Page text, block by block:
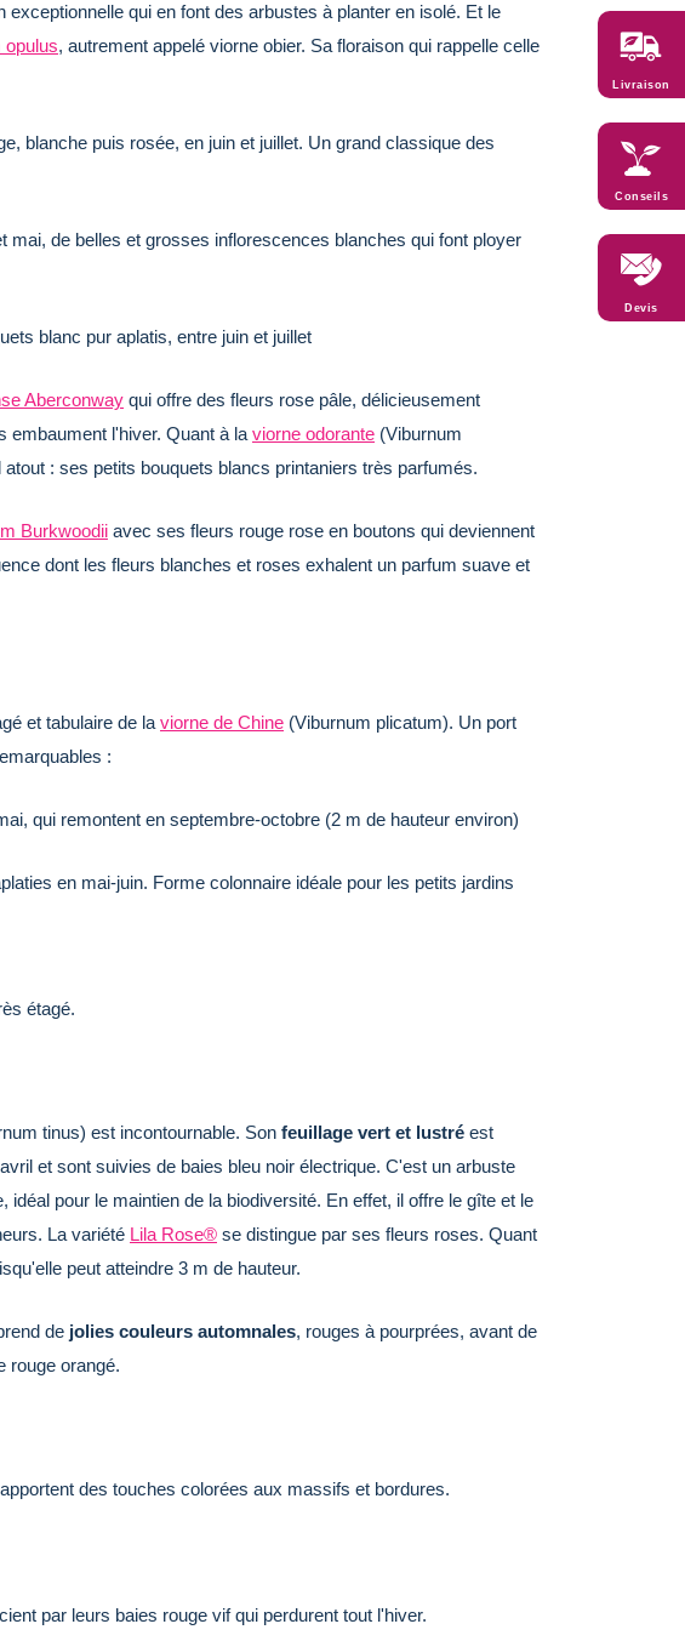
qui en font des arbustes à planter en isolé. Et le
opulus, autrement appelé viorne obier. Sa floraison qui rappelle celle
blanche puis rosée, en juin et juillet. Un grand classique des
mai, de belles et grosses inflorescences blanches qui font ployer
blanc pur aplatis, entre juin et juillet
Aberconway qui offre des fleurs rose pâle, délicieusement
embaument l'hiver. Quant à la viorne odorante (Viburnum
: ses petits bouquets blancs printaniers très parfumés.
Burkwoodii avec ses fleurs rouge rose en boutons qui deviennent
dont les fleurs blanches et roses exhalent un parfum suave et
et tabulaire de la viorne de Chine (Viburnum plicatum). Un port
:
qui remontent en septembre-octobre (2 m de hauteur environ)
en mai-juin. Forme colonnaire idéale pour les petits jardins
étagé.
tinus) est incontournable. Son feuillage vert et lustré est
et sont suivies de baies bleu noir électrique. C'est un arbuste
pour le maintien de la biodiversité. En effet, il offre le gîte et le
La variété Lila Rose® se distingue par ses fleurs roses. Quant
peut atteindre 3 m de hauteur.
de jolies couleurs automnales, rouges à pourprées, avant de
rouge orangé.
des touches colorées aux massifs et bordures.
par leurs baies rouge vif qui perdurent tout l'hiver.
Livraison
Conseils
Devis